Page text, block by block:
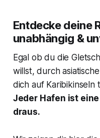
Entdecke deine
unabhängig &
Egal ob du die
willst, durch
dich auf Karibikinseln
Jeder Hafen ist
draus.